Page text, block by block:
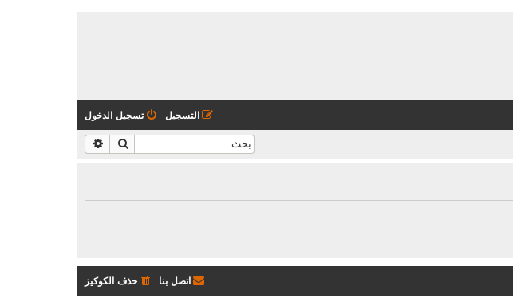
تسجيل الدخول التسجيل
بحث
حذف الكوكيز اتصل بنا